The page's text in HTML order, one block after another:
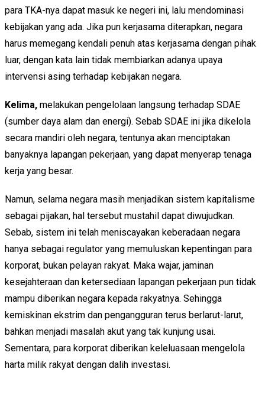
para TKA-nya dapat masuk ke negeri ini, lalu mendominasi
kebijakan yang ada. Jika pun kerjasama diterapkan, negara
harus memegang kendali penuh atas kerjasama dengan pihak
luar, dengan kata lain tidak membiarkan adanya upaya
intervensi asing terhadap kebijakan negara.
Kelima, melakukan pengelolaan langsung terhadap SDAE
(sumber daya alam dan energi). Sebab SDAE ini jika dikelola
secara mandiri oleh negara, tentunya akan menciptakan
banyaknya lapangan pekerjaan, yang dapat menyerap tenaga
kerja yang besar.
Namun, selama negara masih menjadikan sistem kapitalisme
sebagai pijakan, hal tersebut mustahil dapat diwujudkan.
Sebab, sistem ini telah meniscayakan keberadaan negara
hanya sebagai regulator yang memuluskan kepentingan para
korporat, bukan pelayan rakyat. Maka wajar, jaminan
kesejahteraan dan ketersediaan lapangan pekerjaan pun tidak
mampu diberikan negara kepada rakyatnya. Sehingga
kemiskinan ekstrim dan pengangguran terus berlarut-larut,
bahkan menjadi masalah akut yang tak kunjung usai.
Sementara, para korporat diberikan keleluasaan mengelola
harta milik rakyat dengan dalih investasi.